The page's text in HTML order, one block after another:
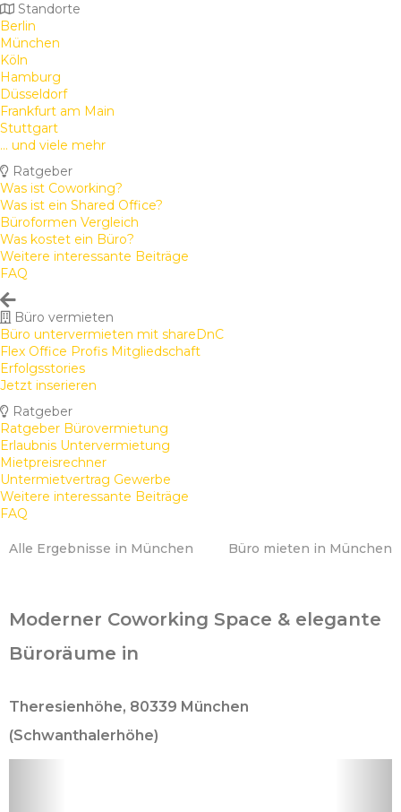
Standorte
Berlin
München
Köln
Hamburg
Düsseldorf
Frankfurt am Main
Stuttgart
... und viele mehr
Ratgeber
Was ist Coworking?
Was ist ein Shared Office?
Büroformen Vergleich
Was kostet ein Büro?
Weitere interessante Beiträge
FAQ
Büro vermieten
Büro untervermieten mit shareDnC
Flex Office Profis Mitgliedschaft
Erfolgsstories
Jetzt inserieren
Ratgeber
Ratgeber Bürovermietung
Erlaubnis Untervermietung
Mietpreisrechner
Untermietvertrag Gewerbe
Weitere interessante Beiträge
FAQ
Alle Ergebnisse in München Büro mieten in München
Moderner Coworking Space & elegante
Büroräume in
Theresienhöhe, 80339 München
(Schwanthalerhöhe)